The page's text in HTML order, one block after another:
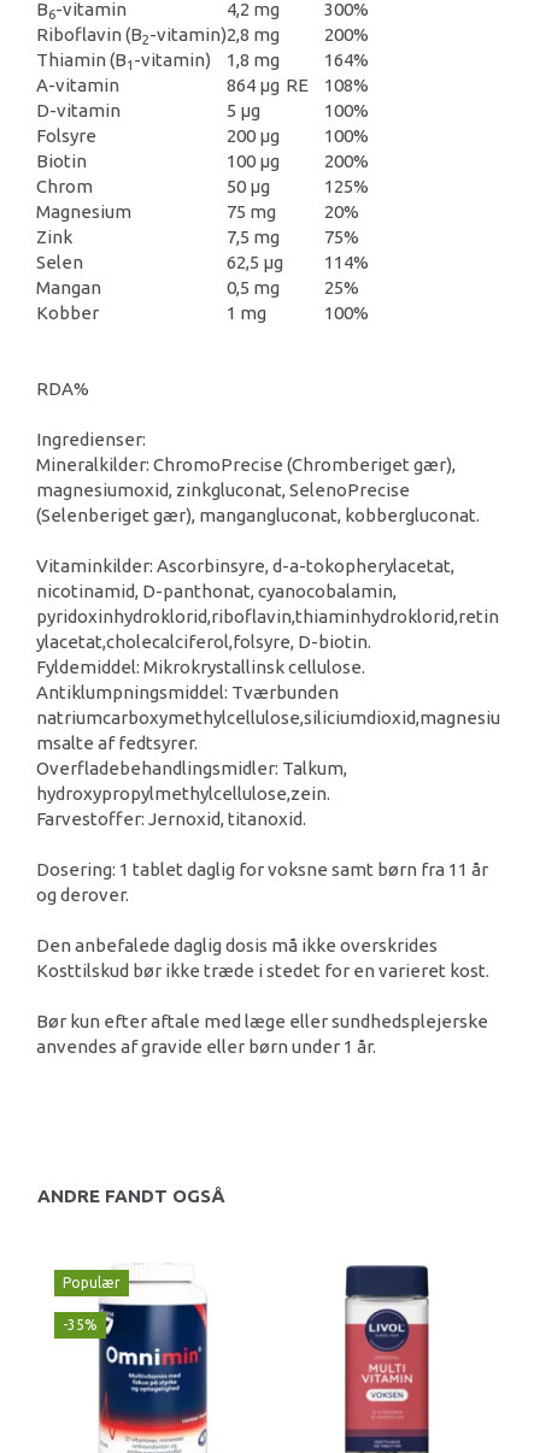
B6-vitamin 4,2 mg
300%
Riboflavin (B2-vitamin)2,8 mg
200%
Thiamin (B1 -vitamin) 1,8 mg
164%
A-vitamin
864 µg RE
108%
D-vitamin
5 µg
100%
Folsyre
200 µg
100%
Biotin
100 µg
200%
Chrom
50 µg
125%
Magnesium
75 mg
20%
Zink
7,5 mg
75%
Selen
62,5 µg
114%
Mangan
0,5 mg
25%
Kobber
1 mg 100%
RDA%
Ingredienser:
Mineralkilder: ChromoPrecise (Chromberiget gær),
magnesiumoxid, zinkgluconat, SelenoPrecise
(Selenberiget gær), mangangluconat, kobbergluconat.
Vitaminkilder: Ascorbinsyre, d-a-tokopherylacetat,
nicotinamid, D-panthonat, cyanocobalamin,
pyridoxinhydroklorid,riboflavin,thiaminhydroklorid,retin
ylacetat,cholecalciferol,folsyre, D-biotin.
Fyldemiddel: Mikrokrystallinsk cellulose.
Antiklumpningsmiddel: Tværbunden
natriumcarboxymethylcellulose,siliciumdioxid,magnesiu
msalte af fedtsyrer.
Overfladebehandlingsmidler: Talkum,
hydroxypropylmethylcellulose,zein.
Farvestoffer: Jernoxid, titanoxid.
Dosering: 1 tablet daglig for voksne samt børn fra 11 år
og derover.
Den anbefalede daglig dosis må ikke overskrides
Kosttilskud bør ikke træde i stedet for en varieret kost.
Bør kun efter aftale med læge eller sundhedsplejerske
anvendes af gravide eller børn under 1 år.
ANDRE FANDT OGSÅ
Populær
-35%